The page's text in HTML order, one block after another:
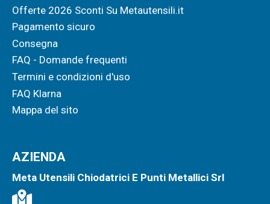
Offerte 2026 Sconti Su Metautensili.it
Pagamento sicuro
Consegna
FAQ - Domande frequenti
Termini e condizioni d'uso
FAQ Klarna
Mappa del sito
AZIENDA
Meta Utensili Chiodatrici E Punti Metallici Srl